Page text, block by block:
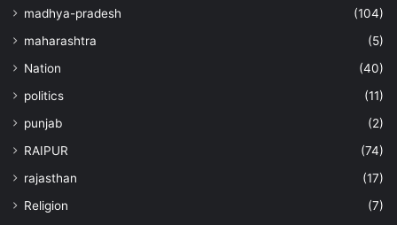
madhya-pradesh
(104)
maharashtra
(5)
Nation
(40)
politics
(11)
punjab
(2)
RAIPUR
(74)
rajasthan
(17)
Religion
(7)